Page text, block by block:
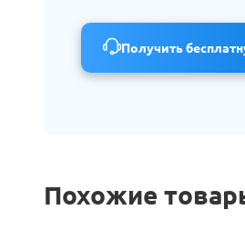
Получить
Похожие